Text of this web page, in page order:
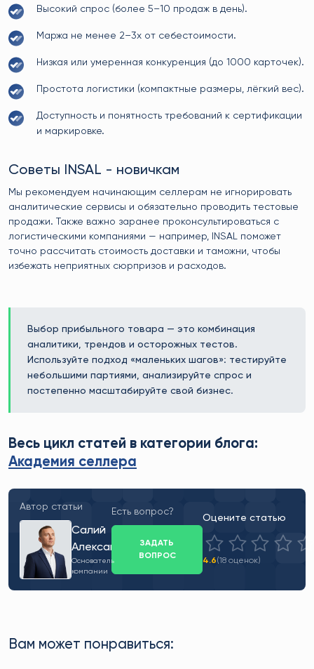
Высокий спрос (более 5–10 продаж в день).
Маржа не менее 2–3x от себестоимости.
Низкая или умеренная конкуренция (до 1000 карточек).
Простота логистики (компактные размеры, лёгкий вес).
Доступность и понятность требований к сертификации
и маркировке.
Советы INSAL - новичкам
Мы рекомендуем начинающим селлерам не игнорировать
аналитические сервисы и обязательно проводить тестовые
продажи. Также важно заранее проконсультироваться с
логистическими компаниями — например, INSAL поможет
точно рассчитать стоимость доставки и таможни, чтобы
избежать неприятных сюрпризов и расходов.
Выбор прибыльного товара — это комбинация
аналитики, трендов и осторожных тестов.
Используйте подход «маленьких шагов»: тестируйте
небольшими партиями, анализируйте спрос и
постепенно масштабируйте свой бизнес.
Весь цикл статей в категории блога:
Академия селлера
Автор статьи
Салий
Александр
Основатель
компании
Есть вопрос?
ЗАДАТЬ
ВОПРОС
Оцените статью
4.6(18 оценок)
Вам может понравиться: